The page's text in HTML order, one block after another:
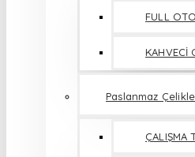
FULL
KAHVECİ
Paslanmaz
ÇALIŞMA